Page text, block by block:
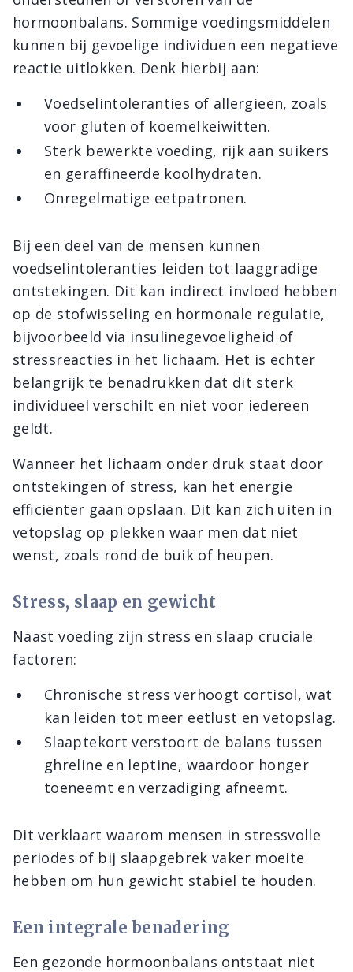
hormoonbalans. Sommige voedingsmiddelen
kunnen bij gevoelige individuen een negatieve
reactie uitlokken. Denk hierbij aan:
Voedselintoleranties of allergieën, zoals
voor gluten of koemelkeiwitten.
Sterk bewerkte voeding, rijk aan suikers
en geraffineerde koolhydraten.
Onregelmatige eetpatronen.
Bij een deel van de mensen kunnen
voedselintoleranties leiden tot laaggradige
ontstekingen. Dit kan indirect invloed hebben
op de stofwisseling en hormonale regulatie,
bijvoorbeeld via insulinegevoeligheid of
stressreacties in het lichaam. Het is echter
belangrijk te benadrukken dat dit sterk
individueel verschilt en niet voor iedereen
geldt.
Wanneer het lichaam onder druk staat door
ontstekingen of stress, kan het energie
efficiënter gaan opslaan. Dit kan zich uiten in
vetopslag op plekken waar men dat niet
wenst, zoals rond de buik of heupen.
Stress, slaap en gewicht
Naast voeding zijn stress en slaap cruciale
factoren:
Chronische stress verhoogt cortisol, wat
kan leiden tot meer eetlust en vetopslag.
Slaaptekort verstoort de balans tussen
ghreline en leptine, waardoor honger
toeneemt en verzadiging afneemt.
Dit verklaart waarom mensen in stressvolle
periodes of bij slaapgebrek vaker moeite
hebben om hun gewicht stabiel te houden.
Een integrale benadering
Een gezonde hormoonbalans ontstaat niet